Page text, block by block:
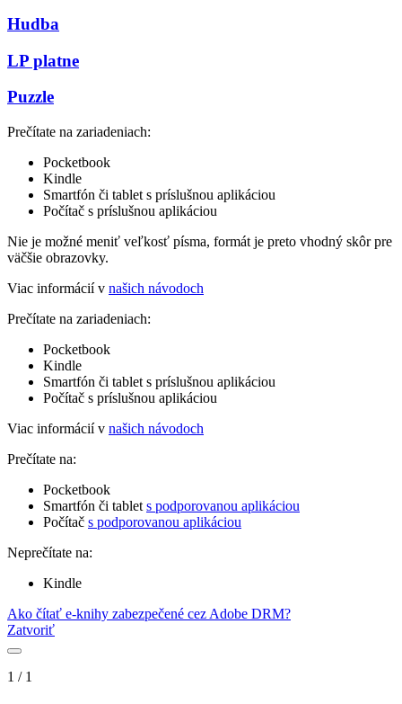
Hudba
LP platne
Puzzle
Prečítate na zariadeniach:
Pocketbook
Kindle
Smartfón či tablet s príslušnou aplikáciou
Počítač s príslušnou aplikáciou
Nie je možné meniť veľkosť písma, formát je preto vhodný skôr pre
väčšie obrazovky.
Viac informácií v našich návodoch
Prečítate na zariadeniach:
Pocketbook
Kindle
Smartfón či tablet s príslušnou aplikáciou
Počítač s príslušnou aplikáciou
Viac informácií v našich návodoch
Prečítate na:
Pocketbook
Smartfón či tablet s podporovanou aplikáciou
Počítač s podporovanou aplikáciou
Neprečítate na:
Kindle
Ako čítať e-knihy zabezpečené cez Adobe DRM?
Zatvoriť
1 / 1